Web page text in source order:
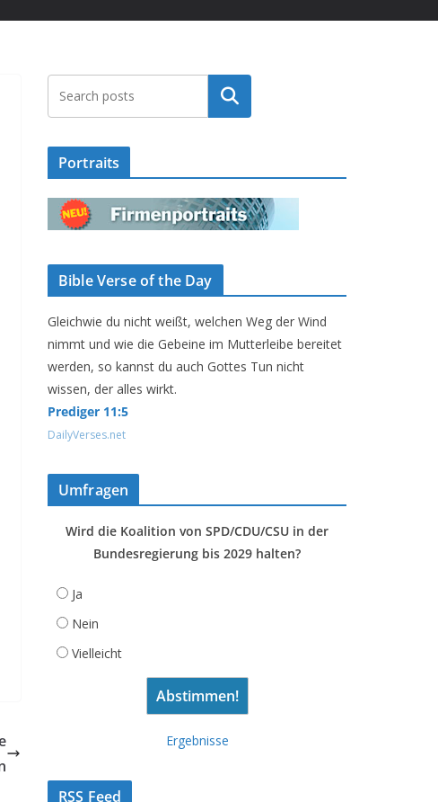
Suchen
Portraits
Bible Verse of the Day
Gleichwie du nicht weißt, welchen Weg der Wind
nimmt und wie die Gebeine im Mutterleibe bereitet
werden, so kannst du auch Gottes Tun nicht
wissen, der alles wirkt.
Prediger 11:5
DailyVerses.net
Umfragen
Wird die Koalition von SPD/CDU/CSU in der
Bundesregierung bis 2029 halten?
Ja
Nein
Vielleicht
Ergebnisse
RSS Feed